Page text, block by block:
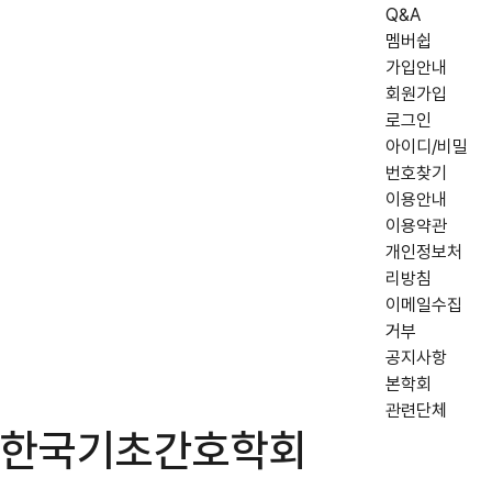
Q&A
멤버쉽
가입안내
회원가입
로그인
아이디/비밀
번호찾기
이용안내
이용약관
개인정보처
리방침
이메일수집
거부
공지사항
본학회
관련단체
한국기초간호학회